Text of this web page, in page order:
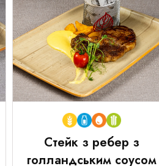
Стейк з ребер з
голландським соусом